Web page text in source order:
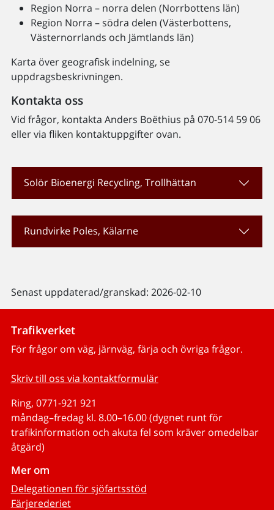
Region Norra – norra delen (Norrbottens län)
Region Norra – södra delen (Västerbottens,
Västernorrlands och Jämtlands län)
Karta över geografisk indelning, se
uppdragsbeskrivningen.
Kontakta oss
Vid frågor, kontakta Anders Boëthius på 070-514 59 06
eller via fliken kontaktuppgifter ovan.
Solör Bioenergi Recycling, Trollhättan
Rundvirke Poles, Kälarne
Senast uppdaterad/granskad: 2026-02-10
Trafikverket
För frågor om väg, järnväg, färja och övriga frågor.
Skriv till oss via kontaktformulär
Ring, 0771-921 921
måndag–fredag kl. 8.00–16.00 (dygnet runt för
trafikinformation och akuta fel som kräver omedelbar
åtgärd)
Mer om
Delegationen för sjöfartsstöd
Färjerederiet